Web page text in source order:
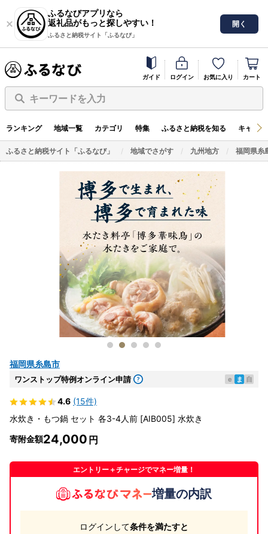
ふるなびアプリなら
返礼品がもっと探しやすい！
ふるさと納税サイト「ふるなび」
開く
ガイド ログイン お気に入り カート
キーワードを入力
ランキング 地域一覧 カテゴリ 特集 ふるさと納税を知る キャン
ふるさと納税サイト「ふるなび」 地域でさがす 九州地方 福岡県糸
福岡県糸島市
ワンストップ特例オンライン申請 e ま 自
4.6 (15件)
水炊き・もつ鍋 セット 各3-4人前 [AIB005] 水炊き
寄附金額24,000
エントリー＋チャージでマネー増量！
増量の内訳
ログインして条件を満たすと